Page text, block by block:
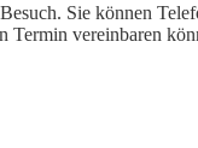
Sie können
Termin vereinbaren